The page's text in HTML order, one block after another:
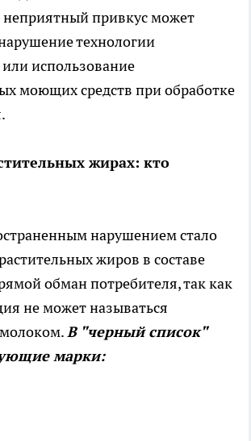
неприятный привкус может
технологии
использование
моющих средств при обработке
жирах: кто
нарушением стало
жиров в составе
обман потребителя, так как
не может называться
В "черный список"
марки: